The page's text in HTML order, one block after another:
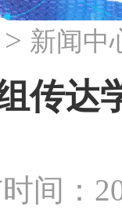
> 新闻中
传达
间：